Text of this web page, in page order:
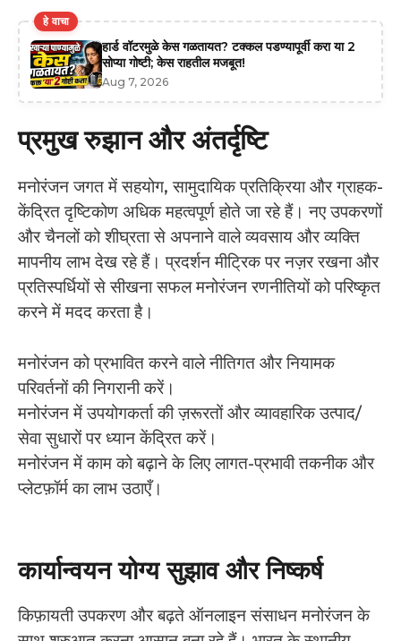
हे वाचा
हार्ड वॉटरमुळे केस गळतायत? टक्कल पडण्यापूर्वी करा या 2
सोप्या गोष्टी; केस राहतील मजबूत!
Aug 7, 2026
प्रमुख रुझान और अंतर्दृष्टि
मनोरंजन जगत में सहयोग, सामुदायिक प्रतिक्रिया और ग्राहक-
केंद्रित दृष्टिकोण अधिक महत्वपूर्ण होते जा रहे हैं। नए उपकरणों
और चैनलों को शीघ्रता से अपनाने वाले व्यवसाय और व्यक्ति
मापनीय लाभ देख रहे हैं। प्रदर्शन मीट्रिक पर नज़र रखना और
प्रतिस्पर्धियों से सीखना सफल मनोरंजन रणनीतियों को परिष्कृत
करने में मदद करता है।
मनोरंजन को प्रभावित करने वाले नीतिगत और नियामक
परिवर्तनों की निगरानी करें।
मनोरंजन में उपयोगकर्ता की ज़रूरतों और व्यावहारिक उत्पाद/
सेवा सुधारों पर ध्यान केंद्रित करें।
मनोरंजन में काम को बढ़ाने के लिए लागत-प्रभावी तकनीक और
प्लेटफ़ॉर्म का लाभ उठाएँ।
कार्यान्वयन योग्य सुझाव और निष्कर्ष
किफ़ायती उपकरण और बढ़ते ऑनलाइन संसाधन मनोरंजन के